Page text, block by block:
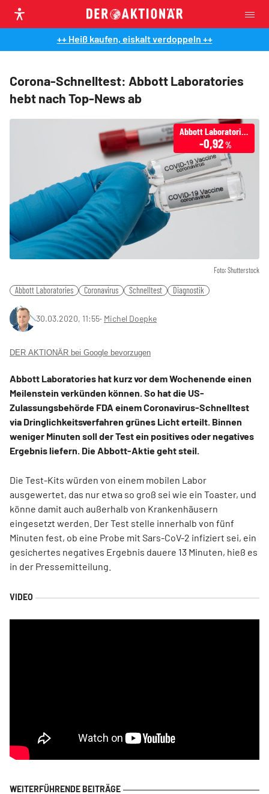
++ Heiß kaufen, eiskalt verdoppeln ++
Corona-Schnelltest: Abbott Laboratories
hebt nach Top-News ab
Foto: Shutterstock
Abbott Laboratories
-0,92 %
Abbott Laboratories Coronavirus Schnelltest Diagnostik
30.03.2020, 11:55‧ Michel Doepke
DER AKTIONÄR bei Google bevorzugen
Abbott Laboratories hat kurz vor dem Wochenende einen
Meilenstein verkünden können. So hat die US-
Zulassungsbehörde FDA einem Coronavirus-Schnelltest
via Dringlichkeitsverfahren grünes Licht erteilt. Binnen
weniger Minuten soll der Test ein positives oder negatives
Ergebnis liefern. Die Abbott-Aktie geht steil.
Die Test-Kits würden von einem mobilen Labor
ausgewertet, das nur etwa so groß sei wie ein Toaster, und
könne damit auch außerhalb von Krankenhäusern
eingesetzt werden. Der Test stelle innerhalb von fünf
Minuten fest, ob eine Probe mit Sars-CoV-2 infiziert sei, ein
gesichertes negatives Ergebnis dauere 13 Minuten, hieß es
in der Pressemitteilung.